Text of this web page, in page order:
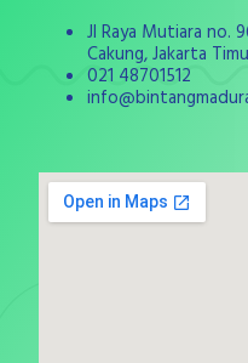
Jl Raya Mutiara no.
Cakung, Jakarta
021 48701512